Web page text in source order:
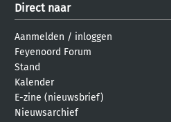
Direct naar
Aanmelden / inloggen
Feyenoord Forum
Stand
Kalender
E-zine (nieuwsbrief)
Nieuwsarchief